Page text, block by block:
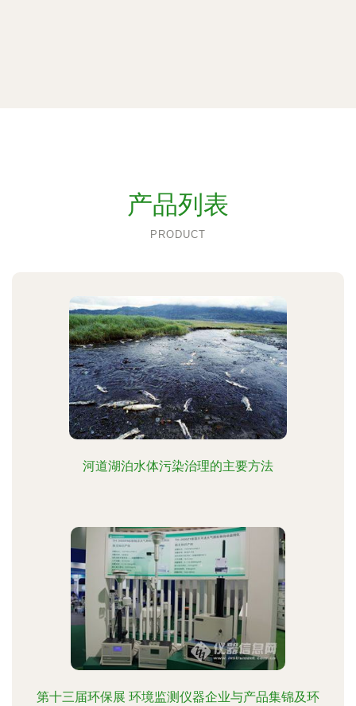
产品列表
PRODUCT
河道湖泊水体污染治理的主要方法
第十三届环保展 环境监测仪器企业与产品集锦及环